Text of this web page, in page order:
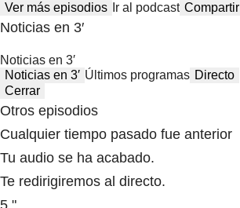
Ver más episodios Ir al podcast Compartir
Noticias en 3′
Noticias en 3′
Noticias en 3′ Últimos programas Directo
Cerrar
Otros episodios
Cualquier tiempo pasado fue anterior
Tu audio se ha acabado.
Te redirigiremos al directo.